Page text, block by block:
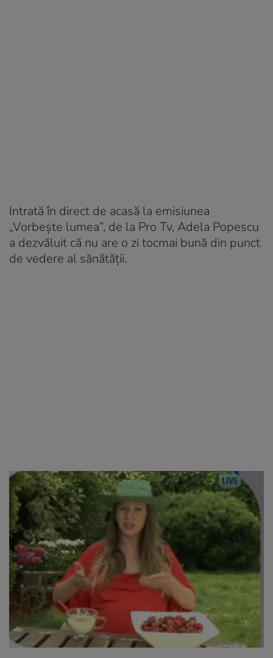
Intrată în direct de acasă la emisiunea
„Vorbește lumea”, de la Pro Tv, Adela Popescu
a dezvăluit că nu are o zi tocmai bună din punct
de vedere al sănătății.